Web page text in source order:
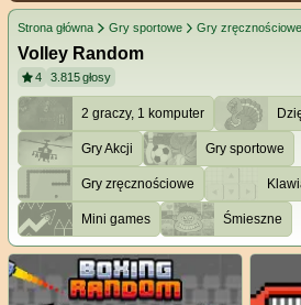
Strona główna Gry sportowe Gry zręcznościowe
Volley Random
4 3.815głosy
2 graczy, 1 komputer
Gry Akcji Gry sportowe
Gry zręcznościowe
Mini games Śmieszne